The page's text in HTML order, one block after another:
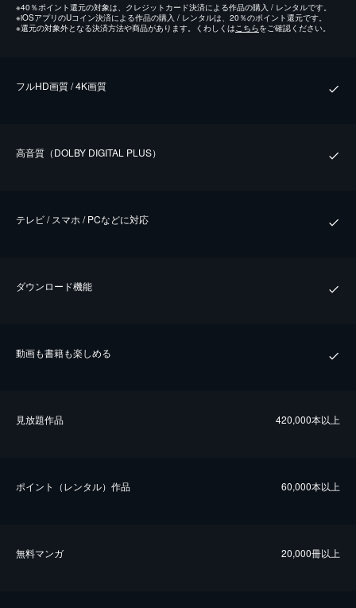
※40％ポイント還元の対象は、クレジットカード決済による作品の購入 / レンタルです。
※iOSアプリのUコイン決済による作品の購入 / レンタルは、20％のポイント還元です。
※還元の対象外となる決済方法や商品があります。くわしくは こちらをご確認ください。
フルHD画質 / 4K画質
⾼⾳質（DOLBY DIGITAL PLUS）
テレビ / スマホ / PCなどに対応
ダウンロード機能
動画も書籍も楽しめる
⾒放題作品 420,000本以上
ポイント（レンタル）作品 60,000本以上
無料マンガ 20,000冊以上